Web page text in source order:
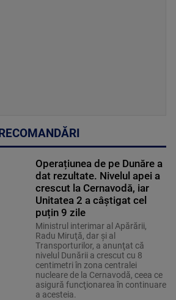
RECOMANDĂRI
Operațiunea de pe Dunăre a
dat rezultate. Nivelul apei a
crescut la Cernavodă, iar
Unitatea 2 a câștigat cel
puțin 9 zile
Ministrul interimar al Apărării,
Radu Miruţă, dar şi al
Transporturilor, a anunţat că
nivelul Dunării a crescut cu 8
centimetri în zona centralei
nucleare de la Cernavodă, ceea ce
asigură funcţionarea în continuare
a acesteia.